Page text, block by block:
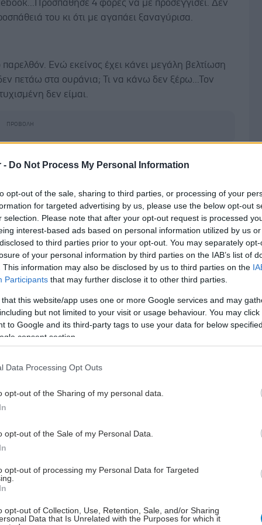
- Do Not Process My Personal Information
opt-out of the sale, sharing to third parties, or processing of your
for targeted advertising by us, please use the below opt-out
selection. Please note that after your opt-out request is processed
interest-based ads based on personal information utilized by us
to third parties prior to your opt-out. You may separately
of your personal information by third parties on the IAB’s list of
This information may also be disclosed by us to third parties on the
Participants that may further disclose it to other third parties.
that this website/app uses one or more Google services and may
but not limited to your visit or usage behaviour. You may
to Google and its third-party tags to use your data for below
consent section.
Data Processing Opt Outs
opt-out of the Sharing of my personal data.
opt-out of the Sale of my Personal Data.
opt-out of processing my Personal Data for Targeted
opt-out of Collection, Use, Retention, Sale, and/or Sharing
Data that Is Unrelated with the Purposes for which it
4 φορές να με προσεγγίσει. Δεν
του κι ότι με αγαπάει ξαναγύρισα.
Ενώ εκείνος έχει κάνει μεγάλη βελτίωση
πετάω στα ουράνια; Τι να κάνω δεν ξέρω...Τον
δεν είμαι.
2022, 17:14
σας,
να σκεφτείτε τι είναι αυτό ακριώς που δεν θέλετε
Μήπως είναι μια ανασφάλεια για τη μοναξιά;
διάστημα που δεν ήσασταν μαζί του;
αλλά βλέπει άλλα πράγματα που τον/την
μείνει. Καλό θα είναι να ζυγίσετε αν εσείς βλέπετε
σχέση τέτοια πράγματα. Ίσως χρειάζεστε λίγο